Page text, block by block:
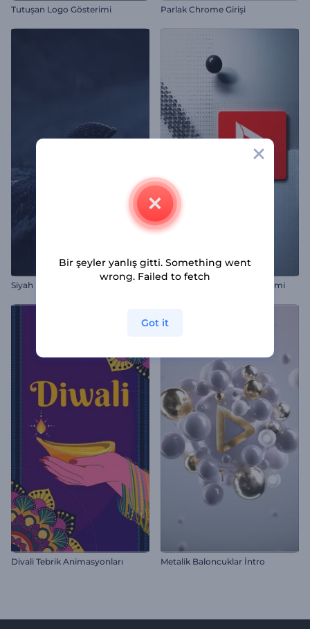
Tutuşan Logo Gösterimi Parlak Chrome Girişi
Siyah Kum Logo Gösterimi Geometrik 3D Logo Gösterimi
Divali Tebrik Animasyonları Metalik Baloncuklar İntro
Bir şeyler yanlış gitti. Something went
wrong. Failed to fetch
Got it